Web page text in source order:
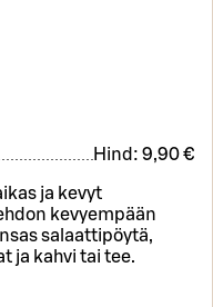
Hind: 9,90 €
ja kevyt
kevyempään
salaattipöytä,
ja kahvi tai tee.